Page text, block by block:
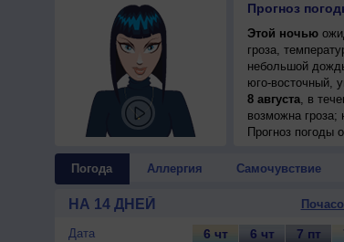
Прогноз
Этой ночью
гроза,
небольшой
юго-восточный,
8 августа, в
возможна
Прогноз погоды
Погода Аллергия Самочувствие
НА 14 ДНЕЙ
Дата
6 чт 6 чт 7 пт